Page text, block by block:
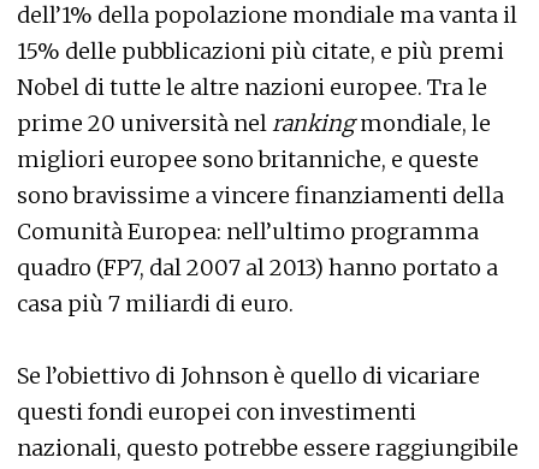
dell’1% della popolazione mondiale ma vanta il
15% delle pubblicazioni più citate, e più premi
Nobel di tutte le altre nazioni europee. Tra le
prime 20 università nelrankingmondiale, le
migliori europee sono britanniche, e queste
sono bravissime a vincere finanziamenti della
Comunità Europea: nell’ultimo programma
quadro (FP7, dal 2007 al 2013) hanno portato a
casa più 7 miliardi di euro.
Se l’obiettivo di Johnson è quello di vicariare
questi fondi europei con investimenti
nazionali, questo potrebbe essere raggiungibile